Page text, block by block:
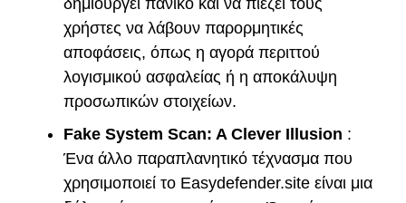
δημιουργεί πανικό και να πιέζει τους
χρήστες να λάβουν παρορμητικές
αποφάσεις, όπως η αγορά περιττού
λογισμικού ασφαλείας ή η αποκάλυψη
προσωπικών στοιχείων.
Fake System Scan: A Clever Illusion :
Ένα άλλο παραπλανητικό τέχνασμα που
χρησιμοποιεί το Easydefender.site είναι μια